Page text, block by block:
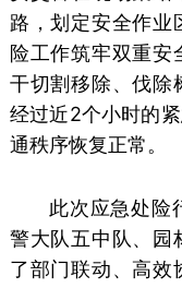
路，划定安全作业
险工作筑牢双重安
干切割移除、伐除
经过近2个小时的
通秩序恢复正常。
此次应急处险
警大队五中队、园
了部门联动、高效